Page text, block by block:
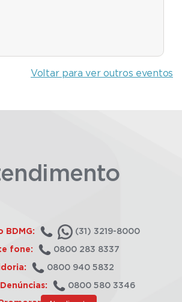
Voltar para ver outros eventos
BDMG: (31) 3219-8000
fone: 0800 283 8337
0800 940 5832
0800 580 3346